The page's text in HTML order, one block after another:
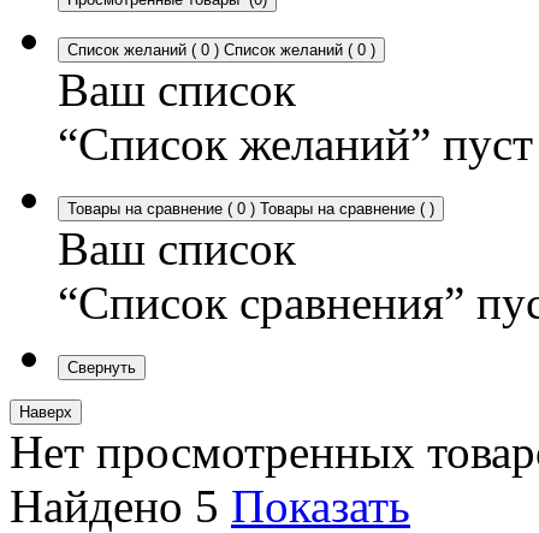
Список желаний ( 0 ) Список желаний ( 0 )
Ваш список
“Список желаний” пуст
Товары на сравнение ( 0 ) Товары на сравнение ( )
Ваш список
“Список сравнения”
Свернуть
Наверх
Нет просмотренных
Найдено 5 Показать